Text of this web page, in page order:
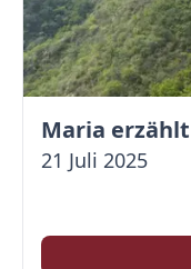
21 Juli 2025